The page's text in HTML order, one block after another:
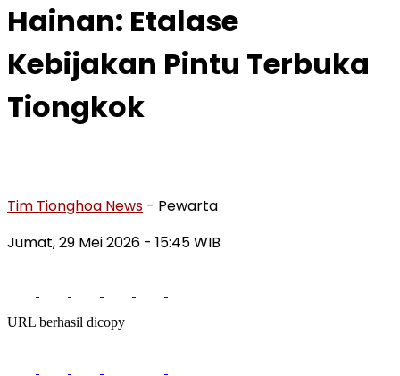
Hainan: Etalase
Kebijakan Pintu Terbuka
Tiongkok
Tim Tionghoa News - Pewarta
Jumat, 29 Mei 2026 - 15:45 WIB
URL berhasil dicopy